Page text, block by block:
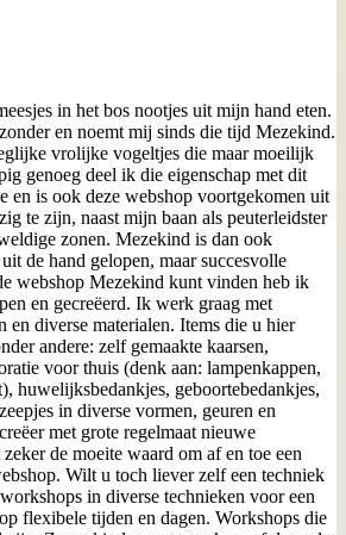
in het bos nootjes uit mijn hand eten.
en noemt mij sinds die tijd Mezekind.
vrolijke vogeltjes die maar moeilijk
genoeg deel ik die eigenschap met dit
en is ook deze webshop voortgekomen uit
te zijn, naast mijn baan als peuterleidster
zonen. Mezekind is dan ook
de hand gelopen, maar succesvolle
webshop Mezekind kunt vinden heb ik
en gecreëerd. Ik werk graag met
en diverse materialen. Items die u hier
andere: zelf gemaakte kaarsen,
voor thuis (denk aan: lampenkappen,
huwelijksbedankjes, geboortebedankjes,
in diverse vormen, geuren en
met grote regelmaat nieuwe
de moeite waard om af en toe een
Wilt u toch liever zelf een techniek
in diverse technieken voor een
flexibele tijden en dagen. Workshops die